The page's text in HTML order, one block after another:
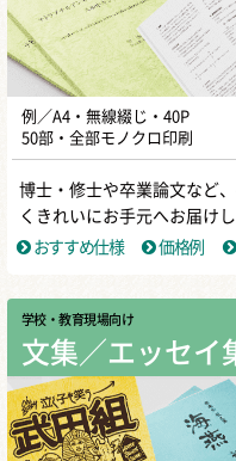
例／A4・無線綴じ・40P
50部・全部モノクロ印刷
博士・修士や卒業論文など
くきれいにお手元へお届けし
おすすめ仕様
価格例
学校・教育現場向け
文集／エッセイ